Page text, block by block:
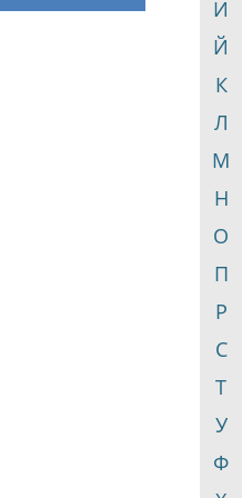
И
Й
К
Л
М
Н
О
П
Р
С
Т
У
Ф